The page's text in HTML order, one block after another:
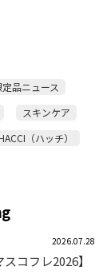
品ニュース
スキンケア
（ハッチ）
2026.07.28
コフレ2026】